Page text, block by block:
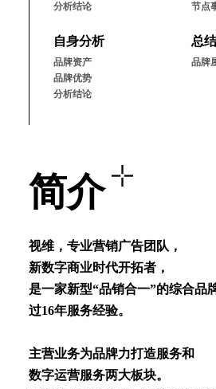
分析结论
节点
⾃⾝分析
品牌资产
品牌优势
分析结论
总
品牌
简介
视维，专业营销⼴告团队，
新数字商业时代开拓者，
是⼀家新型“品销合⼀”的综合品
过16年服务经验。
主营业务为品牌⼒打造服务和
数字运营服务两⼤板块。